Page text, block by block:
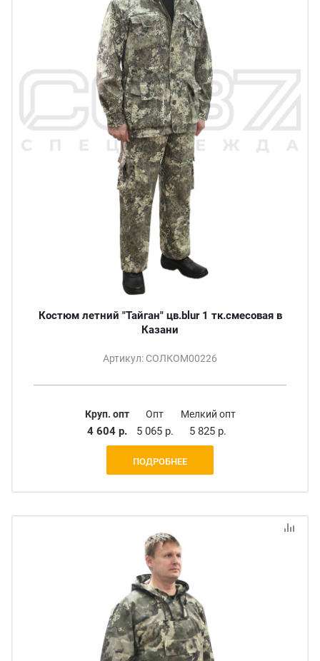
Костюм летний "Тайган" цв.blur 1 тк.смесовая в
Казани
Артикул: СОЛКОМ00226
Круп. опт
4 604 р.
Опт
5 065 р.
Мелкий опт
5 825 р.
ПОДРОБНЕЕ